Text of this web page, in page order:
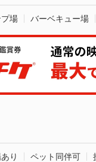
場 バーベキュー場
り ペット同伴可